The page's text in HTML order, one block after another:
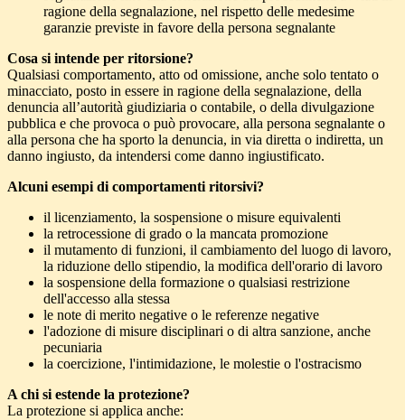
ragione della segnalazione, nel rispetto delle medesime
garanzie previste in favore della persona segnalante
Cosa si intende per ritorsione?
Qualsiasi comportamento, atto od omissione, anche solo tentato o
minacciato, posto in essere in ragione della segnalazione, della
denuncia all’autorità giudiziaria o contabile, o della divulgazione
pubblica e che provoca o può provocare, alla persona segnalante o
alla persona che ha sporto la denuncia, in via diretta o indiretta, un
danno ingiusto, da intendersi come danno ingiustificato.
Alcuni esempi di comportamenti ritorsivi?
il licenziamento, la sospensione o misure equivalenti
la retrocessione di grado o la mancata promozione
il mutamento di funzioni, il cambiamento del luogo di lavoro,
la riduzione dello stipendio, la modifica dell'orario di lavoro
la sospensione della formazione o qualsiasi restrizione
dell'accesso alla stessa
le note di merito negative o le referenze negative
l'adozione di misure disciplinari o di altra sanzione, anche
pecuniaria
la coercizione, l'intimidazione, le molestie o l'ostracismo
A chi si estende la protezione?
La protezione si applica anche: